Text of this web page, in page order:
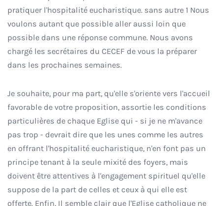
pratiquer l'hospitalité eucharistique. sans autre 1 Nous
voulons autant que possible aller aussi loin que
possible dans une réponse commune. Nous avons
chargé les secrétaires du CECEF de vous la préparer
dans les prochaines semaines.
Je souhaite, pour ma part, qu'elle s'oriente vers l'accueil
favorable de votre proposition, assortie les conditions
particulières de chaque Eglise qui - si je ne m'avance
pas trop - devrait dire que les unes comme les autres
en offrant l'hospitalité eucharistique, n'en font pas un
principe tenant à la seule mixité des foyers, mais
doivent être attentives à l'engagement spirituel qu'elle
suppose de la part de celles et ceux à qui elle est
offerte. Enfin, Il semble clair que l'Eglise catholique ne